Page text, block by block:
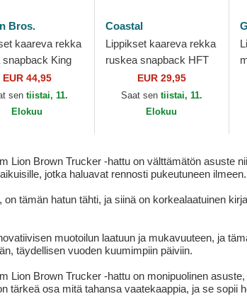
Bros.
kaareva rekka
snapback King
Suede The
Goorin Bros.
EUR 44,95
sen tiistai, 11.
Elokuu
Coastal
Lippikset kaareva rekka
ruskea snapback HFT
CoastalEUR 29,95
Saat sen tiistai, 11.
Elokuu
Lion Brown Trucker -hattu on välttämätön asuste
jotka haluavat rennosti pukeutuneen ilmeen.
tämän hatun tähti, ja siinä on korkealaatuinen
muotoilun laatuun ja mukavuuteen, ja
täydellisen vuoden kuumimpiin päiviin.
Lion Brown Trucker -hattu on monipuolinen
tärkeä osa mitä tahansa vaatekaappia, ja se